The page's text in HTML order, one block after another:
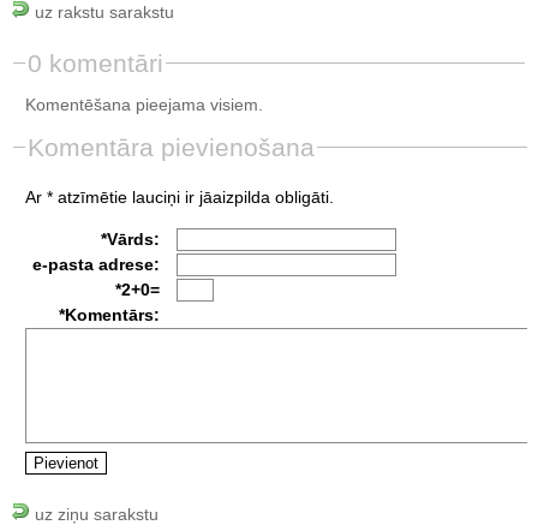
uz rakstu sarakstu
0 komentāri
Komentēšana pieejama visiem.
Komentāra pievienošana
Ar * atzīmētie lauciņi ir jāaizpilda obligāti.
*Vārds:
e-pasta adrese:
*2+0=
*Komentārs:
uz ziņu sarakstu